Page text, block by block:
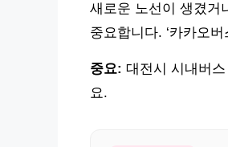
새로운 노선이 생겼거
중요합니다. ‘카카오
중요: 대전시 시내버
요.